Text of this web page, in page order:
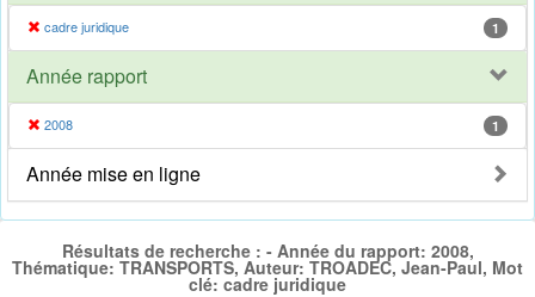
cadre juridique 1
Année rapport
2008 1
Année mise en ligne
Résultats de recherche : - Année du rapport: 2008,
Thématique: TRANSPORTS, Auteur: TROADEC, Jean-Paul, Mot
clé: cadre juridique